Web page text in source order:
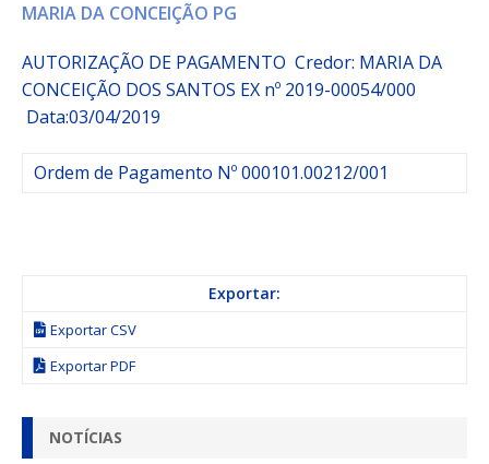
MARIA DA CONCEIÇÃO PG
AUTORIZAÇÃO DE PAGAMENTO Credor: MARIA DA
CONCEIÇÃO DOS SANTOS EX nº 2019-00054/000
Data:03/04/2019
Ordem de Pagamento Nº 000101.00212/001
Exportar:
Exportar CSV
Exportar PDF
NOTÍCIAS